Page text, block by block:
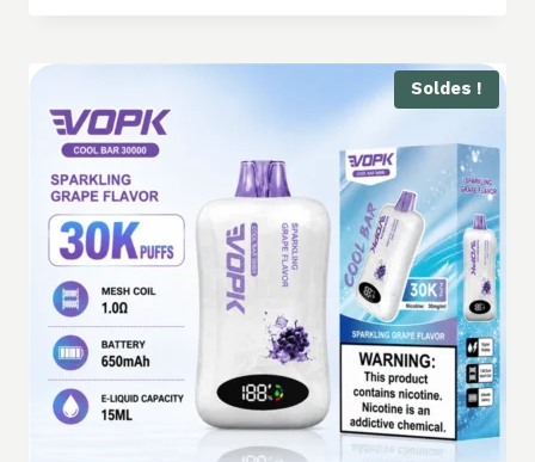
Soldes !